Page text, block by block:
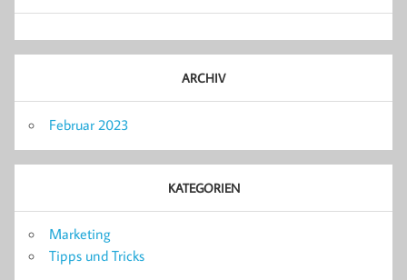
ARCHIV
Februar 2023
KATEGORIEN
Marketing
Tipps und Tricks